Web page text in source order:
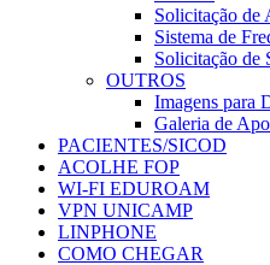
Solicitação de
Sistema de
Solicitação de
OUTROS
Imagens para
Galeria de
PACIENTES/SICOD
ACOLHE FOP
WI-FI EDUROAM
VPN UNICAMP
LINPHONE
COMO CHEGAR